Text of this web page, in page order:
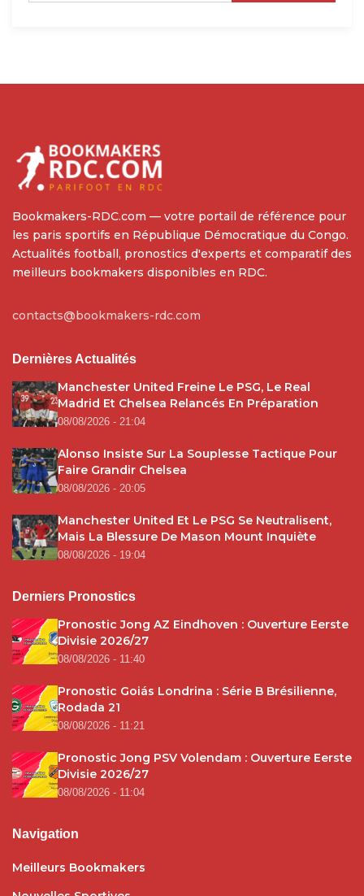
Bookmakers-RDC.com — votre portail de référence pour
les paris sportifs en République Démocratique du Congo.
Actualités football, pronostics d'experts et comparatif des
meilleurs bookmakers disponibles en RDC.
contacts@bookmakers-rdc.com
Dernières Actualités
Manchester United Freine Le PSG, Le Real
Madrid Et Chelsea Relancés En Préparation
08/08/2026 - 21:04
Alonso Insiste Sur La Souplesse Tactique Pour
Faire Grandir Chelsea
08/08/2026 - 20:05
Manchester United Et Le PSG Se Neutralisent,
Mais La Blessure De Mason Mount Inquiète
08/08/2026 - 19:04
Derniers Pronostics
Pronostic Jong AZ Eindhoven : Ouverture Eerste
Divisie 2026/27
08/08/2026 - 11:40
Pronostic Goiás Londrina : Série B Brésilienne,
Rodada 21
08/08/2026 - 11:21
Pronostic Jong PSV Volendam : Ouverture Eerste
Divisie 2026/27
08/08/2026 - 11:04
Navigation
Meilleurs Bookmakers